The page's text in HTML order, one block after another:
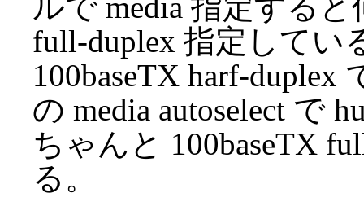
full-duplex 指定してい
100baseTX harf-
の media autoselect で
ちゃんと 100baseTX
る。